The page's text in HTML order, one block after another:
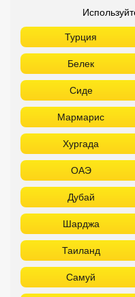
Турция
Белек
Сиде
Мармарис
Хургада
ОАЭ
Дубай
Шарджа
Таиланд
Самуй